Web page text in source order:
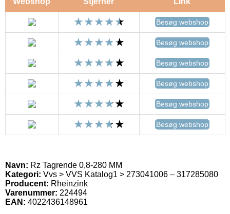
Besøg webshop
Besøg webshop
Besøg webshop
Besøg webshop
Besøg webshop
Besøg webshop
Navn: Rz Tagrende 0,8-280 MM
Kategori: Vvs > VVS Katalog1 > 273041006 – 317285080
Producent: Rheinzink
Varenummer: 224494
EAN: 4022436148961